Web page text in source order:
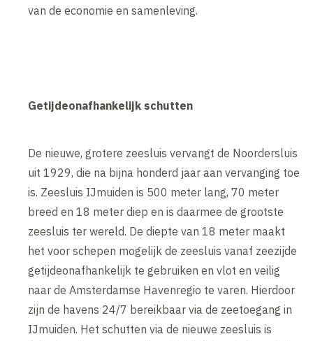
van de economie en samenleving.
Getijdeonafhankelijk schutten
De nieuwe, grotere zeesluis vervangt de Noordersluis
uit 1929, die na bijna honderd jaar aan vervanging toe
is. Zeesluis IJmuiden is 500 meter lang, 70 meter
breed en 18 meter diep en is daarmee de grootste
zeesluis ter wereld. De diepte van 18 meter maakt
het voor schepen mogelijk de zeesluis vanaf zeezijde
getijdeonafhankelijk te gebruiken en vlot en veilig
naar de Amsterdamse Havenregio te varen. Hierdoor
zijn de havens 24/7 bereikbaar via de zeetoegang in
IJmuiden. Het schutten via de nieuwe zeesluis is